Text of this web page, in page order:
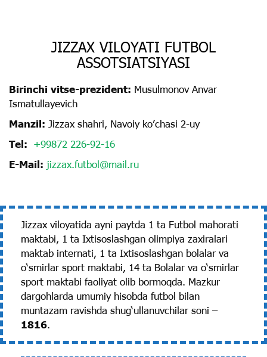
JIZZAX VILOYATI FUTBOL
ASSOTSIATSIYASI
Birinchi vitse-prezident: Musulmonov Аnvar
Ismatullayevich
Manzil: Jizzax shahri, Navoiy koʼchasi 2-uy
Tel: +99872 226-92-16
E-Mail: jizzax.futbol@mail.ru
Jizzax viloyatida ayni paytda 1 ta Futbol mahorati
maktabi, 1 ta Ixtisoslashgan olimpiya zaxiralari
maktab internati, 1 ta Ixtisoslashgan bolalar va
o‘smirlar sport maktabi, 14 ta Bolalar va o‘smirlar
sport maktabi faoliyat olib bormoqda. Mazkur
dargohlarda umumiy hisobda futbol bilan
muntazam ravishda shug‘ullanuvchilar soni –
1816.